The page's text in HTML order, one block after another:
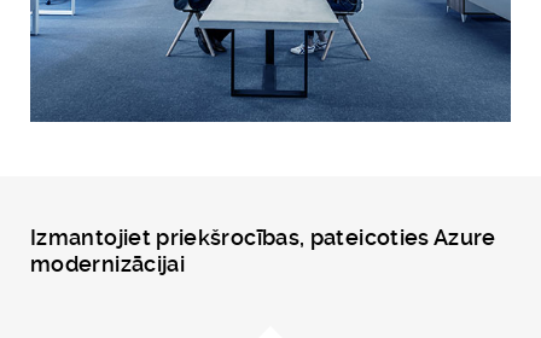
Izmantojiet priekšrocības, pateicoties Azure
modernizācijai